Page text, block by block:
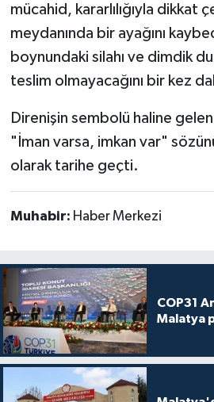
mücahid, kararlılığıyla dikkat
meydanında bir ayağını
boynundaki silahı ve dimdik
teslim olmayacağını bir kez
Direnişin sembolü haline
"İman varsa, imkan var"
olarak tarihe geçti.
Muhabir: Haber Merkezi
COP31
Malatya